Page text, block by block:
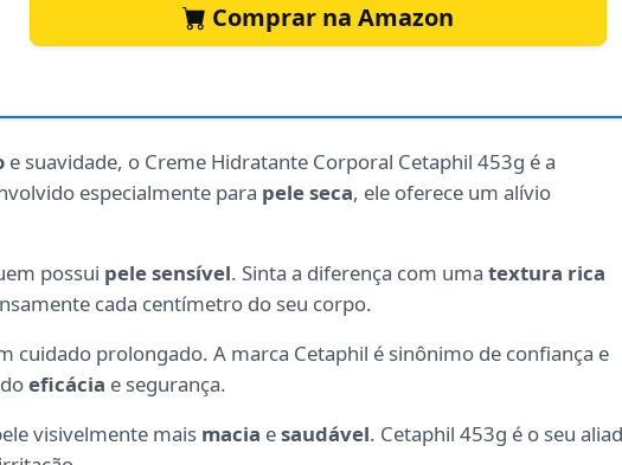
Comprar na Amazon
e suavidade, o Creme Hidratante Corporal Cetaphil 453g é a
especialmente para pele seca, ele oferece um alívio
possui pele sensível. Sinta a diferença com uma textura rica
cada centímetro do seu corpo.
cuidado prolongado. A marca Cetaphil é sinônimo de confiança e
eficácia e segurança.
visivelmente mais macia esaudável. Cetaphil 453g é o seu